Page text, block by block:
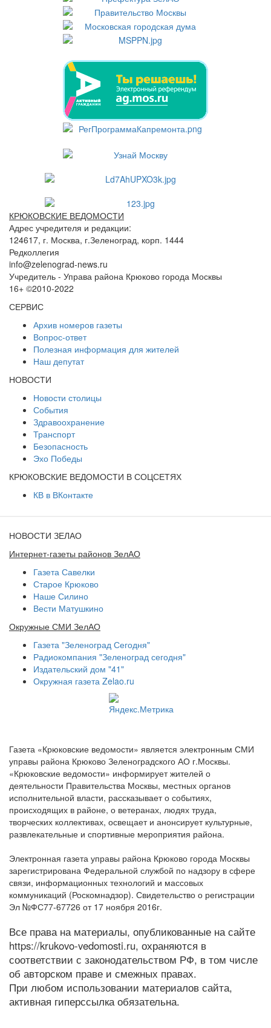
КРЮКОВСКИЕ ВЕДОМОСТИ
Адрес учредителя и редакции:
124617, г. Москва, г.Зеленоград, корп. 1444
Редколлегия
info@zelenograd-news.ru
Учредитель - Управа района Крюково города Москвы
16+ ©2010-2022
СЕРВИС
Архив номеров газеты
Вопрос-ответ
Полезная информация для жителей
Наш депутат
НОВОСТИ
Новости столицы
События
Здравоохранение
Транспорт
Безопасность
Эхо Победы
КРЮКОВСКИЕ ВЕДОМОСТИ В СОЦСЕТЯХ
КВ в ВКонтакте
НОВОСТИ ЗЕЛАО
Интернет-газеты районов ЗелАО
Газета Савелки
Старое Крюково
Наше Силино
Вести Матушкино
Окружные СМИ ЗелАО
Газета "Зеленоград Сегодня"
Радиокомпания "Зеленоград сегодня"
Издательский дом "41"
Окружная газета Zelao.ru
Газета «Крюковские ведомости» является электронным СМИ
управы района Крюково Зеленоградского АО г.Москвы.
«Крюковские ведомости» информирует жителей о
деятельности Правительства Москвы, местных органов
исполнительной власти, рассказывает о событиях,
происходящих в районе, о ветеранах, людях труда,
творческих коллективах, освещает и анонсирует культурные,
развлекательные и спортивные мероприятия района.
Электронная газета управы района Крюково города Москвы
зарегистрирована Федеральной службой по надзору в сфере
связи, информационных технологий и массовых
коммуникаций (Роскомнадзор). Свидетельство о регистрации
Эл №ФС77-67726 от 17 ноября 2016г.
Все права на материалы, опубликованные на сайте
https://krukovo-vedomosti.ru, охраняются в
соответствии с законодательством РФ, в том числе
об авторском праве и смежных правах.
При любом использовании материалов сайта,
активная гиперссылка обязательна.